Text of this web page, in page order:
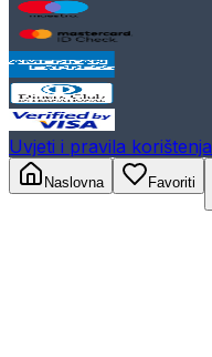
Uvjeti i pravila korištenja
Naslovna
Favoriti